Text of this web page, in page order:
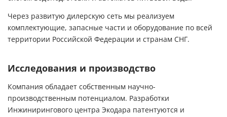
Через развитую дилерскую сеть мы реализуем
комплектующие, запасные части и оборудование по всей
территории Российской Федерации и странам СНГ.
Исследования и производство
Компания обладает собственным научно-
производственным потенциалом. Разработки
Инжинирингового центра Экодара патентуются и